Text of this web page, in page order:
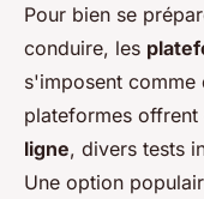
Pour bien se
conduire, les
s'imposent comme
plateformes offrent
ligne, divers tests
Une option